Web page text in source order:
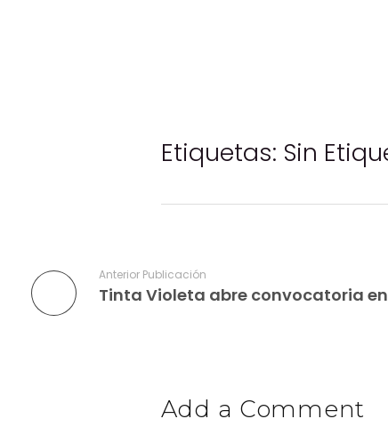
Etiquetas: Sin
Anterior Publicación
Add a Comment